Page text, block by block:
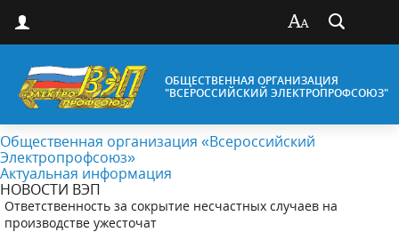
ОБЩЕСТВЕННАЯ ОРГАНИЗАЦИЯ
"ВСЕРОССИЙСКИЙ ЭЛЕКТРОПРОФСОЮЗ"
Общественная организация «Всероссийский
Электропрофсоюз»
Актуальная информация
НОВОСТИ ВЭП
Ответственность за сокрытие несчастных случаев на
производстве ужесточат